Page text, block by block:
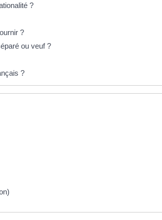
?
?
ou veuf ?
?